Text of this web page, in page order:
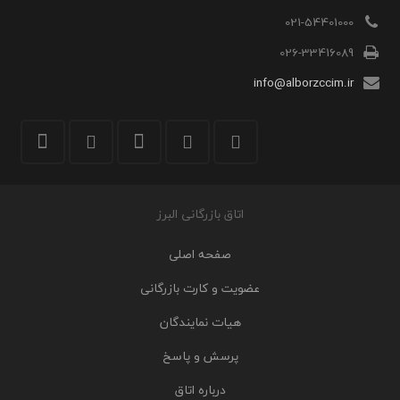
021-54401000
026-33416089
info@alborzccim.ir
اتاق بازرگانی البرز
صفحه اصلی
عضویت و کارت بازرگانی
هیات نمایندگان
پرسش و پاسخ
درباره اتاق